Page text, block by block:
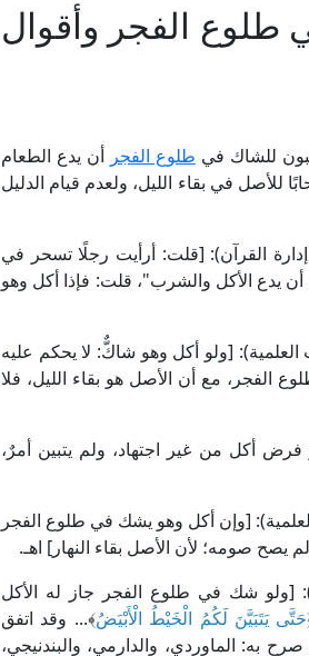
الفجر وأقوال
للشاك في طلوع الفجر أن يدع الطعام
للأصل في بقاء الليل، ولعدم قيام الدليل
للإمام محمد بن الحسن الشيباني (2/ 209، ط. إدارة القرآن): [قلت: أرأيت رجلًا تسحر في
يدع الأكل والشرب"، قلت: فإذا أكل وهو
في "بدائع الصنائع" (2/ 105، ط. دار الكتب العلمية): [ولو أكل وهو شاكٌّ: لا يحكم عليه
مع أن الأصل هو بقاء الليل، فلا
22، ط. دار المنهاج): [ولو فرض أكل من غير اجتهاد، ولم يتبين أمرٌ،
في "المهذب" (1/ 333، ط. دار الكتب العلمية): [وإن أكل وهو يشك في طلوع الفجر
صومه؛ لأن الأصل بقاء النهار] اهـ.
في "المجموع" (6/ 306، ط. دار الفكر): [ولو شك في طلوع الفجر جاز له الأكل
حَتَّى يَتَبَيَّنَ لَكُمُ الْخَيْطُ الْأَبْيَضُ﴾... وقد اتفق
به: الماوردي، والدارمي، والبندنيجي،